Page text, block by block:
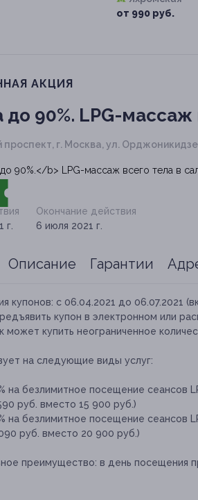
от 990 руб.
АКЦИЯ
90%. LPG-массаж
проспект, г. Москва, ул.
г.
Окончание действия
6 июля 2021 г.
Описание Гарантии
купонов: с 06.04.2021 до 06.07.2021
купон в электронном или
может купить неограниченное
на следующие виды услуг:
на безлимитное посещение сеансов
руб. вместо 15 900 руб.)
на безлимитное посещение сеансов
руб. вместо 20 900 руб.)
преимущество: в день посещения